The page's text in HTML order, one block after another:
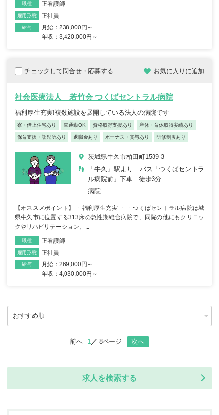
職種 正看護師
雇用形態 正社員
給与
月給：238,000円～
年収：3,420,000円～
チェックして問合せ・応募する お気に入りに追加
社会医療法人 若竹会 つくばセントラル病院
福利厚生充実!複数施設を展開している法人の病院です
寮・借上住宅あり 車通勤OK 資格取得支援あり 産休・育休取得実績あり
保育支援・託児所あり 退職金あり ボーナス・賞与あり 研修制度あり
茨城県牛久市柏田町1589-3
「牛久」駅より バス「つくばセントラ
ル病院前」下車 徒歩3分
病院
【オススメポイント】 ・福利厚生充実 ・ ・つくばセントラル病院は城
県牛久市に位置する313床の急性期総合病院で、同院の他にもクリニッ
クやリハビリテーション、...
職種 正看護師
雇用形態 正社員
給与
月給：269,000円～
年収：4,030,000円～
前へ 1 8ページ 次へ
求人を検索する